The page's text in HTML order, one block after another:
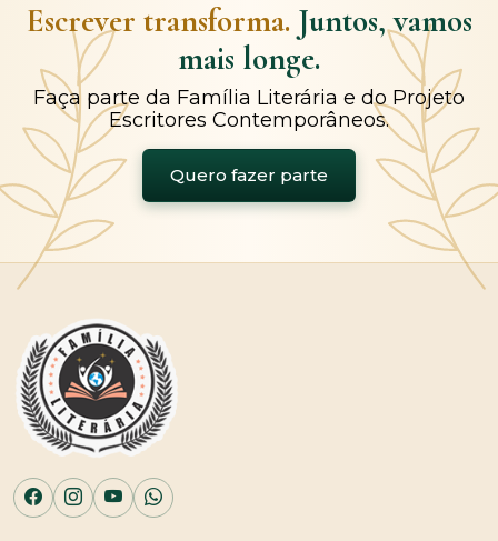
Escrever transforma. Juntos, vamos
mais longe.
Faça parte da Família Literária e do Projeto
Escritores Contemporâneos.
Quero fazer parte